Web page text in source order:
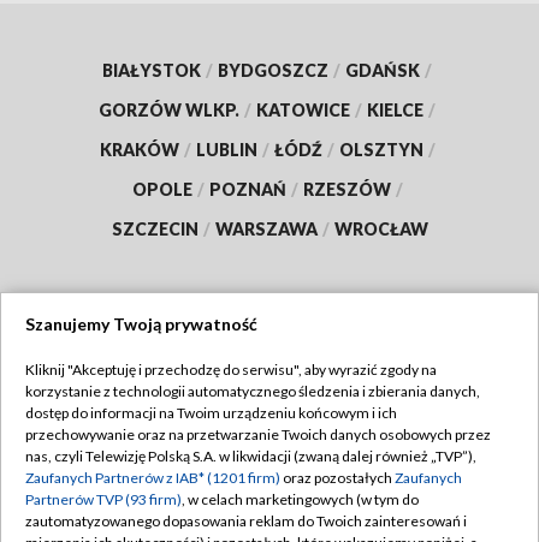
BIAŁYSTOK / BYDGOSZCZ / GDAŃSK /
GORZÓW WLKP. / KATOWICE / KIELCE /
KRAKÓW / LUBLIN / ŁÓDŹ / OLSZTYN /
OPOLE / POZNAŃ / RZESZÓW /
SZCZECIN / WARSZAWA / WROCŁAW
TVP
Abonament TVP
Emisja w TVP
Centrum informacji TVP
Regulamin TVP
Polityka prywatności
Moje zgody
Szanujemy Twoją prywatność
Kliknij "Akceptuję i przechodzę do serwisu", aby wyrazić zgody na
korzystanie z technologii automatycznego śledzenia i zbierania danych,
dostęp do informacji na Twoim urządzeniu końcowym i ich
przechowywanie oraz na przetwarzanie Twoich danych osobowych przez
nas, czyli Telewizję Polską S.A. w likwidacji (zwaną dalej również „TVP”),
Zaufanych Partnerów z IAB* (1201 firm) oraz pozostałych Zaufanych
Partnerów TVP (93 firm), w celach marketingowych (w tym do
zautomatyzowanego dopasowania reklam do Twoich zainteresowań i